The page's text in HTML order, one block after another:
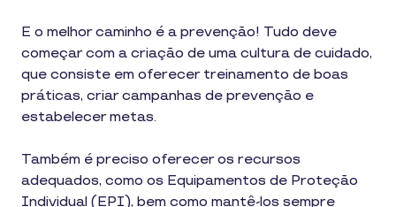
E o melhor caminho é a prevenção! Tudo deve
começar com a criação de uma cultura de cuidado,
que consiste em oferecer treinamento de boas
práticas, criar campanhas de prevenção e
estabelecer metas.
Também é preciso oferecer os recursos
adequados, como os Equipamentos de Proteção
Individual (EPI), bem como mantê-los sempre